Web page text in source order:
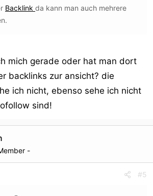
Backlink da kann man auch mehrere
mich gerade oder hat man dort
backlinks zur ansicht? die
ich nicht, ebenso sehe ich nicht
sind!
-
#5